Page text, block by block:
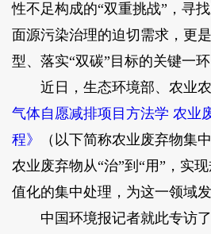
性不足构成的“双重挑战”，寻
面源污染治理的迫切需求，更
型、落实“双碳”目标的关键一环
近日，生态环境部、农业农
气体自愿减排项目方法学 农业
程》
（以下简称农业废弃物集
农业废弃物从“治”到“用”，实
值化的集中处理，为这一领域
中国环境报记者就此专访了